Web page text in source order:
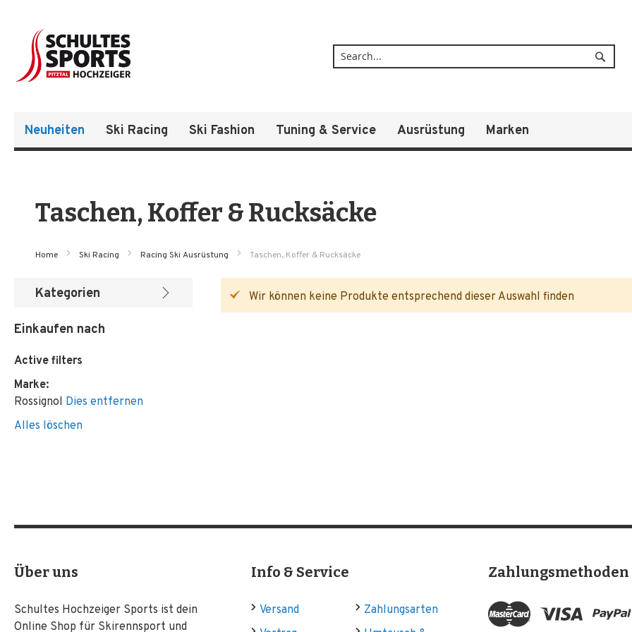
Suche
Neuheiten Ski Racing Ski Fashion Tuning & Service Ausrüstung Marken
Taschen, Koffer & Rucksäcke
Home Ski Racing Racing Ski Ausrüstung Taschen, Koffer & Rucksäcke
Wir können keine Produkte entsprechend dieser Auswahl finden
Kategorien
Einkaufen nach
Active filters
Marke
Rossignol Dies entfernen
Alles löschen
Über uns
Schultes Hochzeiger Sports ist dein
Online Shop für Skirennsport und
Info & Service
Versand
Zahlungsarten
Zahlungsmethoden